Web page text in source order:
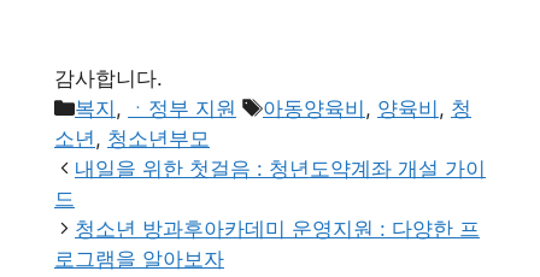
감사합니다.
카
테
고
복지 , ㆍ정부 지원
태
아동양육비 , 양육비 , 청
소년, 청소년부모
내일을 위한 첫걸음 : 청년도약계좌 개설 가이
드
청소년 방과후아카데미 운영지원 : 다양한 프
로그램을 알아보자